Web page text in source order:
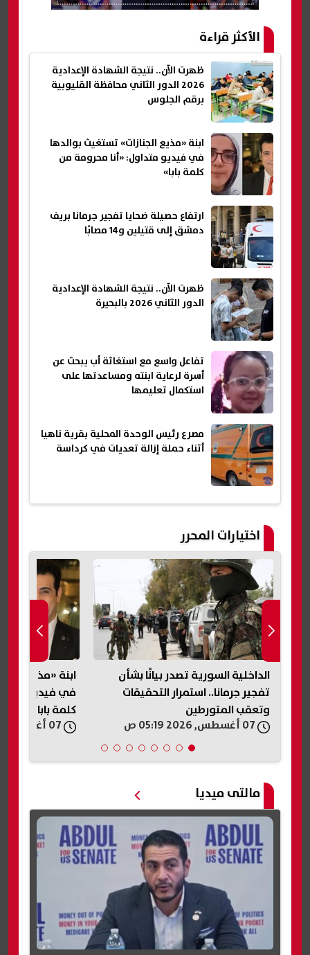
الأكثر قراءة
ظهرت الآن.. نتيجة الشهادة الإعدادية
2026 الدور الثاني محافظة القليوبية
برقم الجلوس
ابنة «مذيع الجنازات» تستغيث بوالدها
في فيديو متداول: «أنا محرومة من
كلمة بابا»
ارتفاع حصيلة ضحايا تفجير جرمانا بريف
دمشق إلى قتيلين و14 مصابًا
ظهرت الآن.. نتيجة الشهادة الإعدادية
الدور الثاني 2026 بالبحيرة
تفاعل واسع مع استغاثة أب يبحث عن
أسرة لرعاية ابنته ومساعدتها على
استكمال تعليمها
مصرع رئيس الوحدة المحلية بقرية ناهيا
أثناء حملة إزالة تعديات في كرداسة
اختيارات المحرر
الداخلية السورية تصدر بيانًا بشأن
تفجير جرمانا.. استمرار التحقيقات
وتعقب المتورطين
ابنة «مذيع
في فيديو
كلمة بابا»
مالتى ميديا